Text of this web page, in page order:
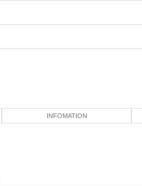
INFOMATION